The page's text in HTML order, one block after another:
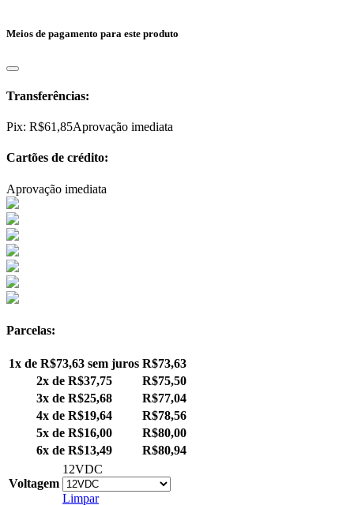
Meios de pagamento para este produto
Transferências:
Pix: R$61,85Aprovação imediata
Cartões de crédito:
Aprovação imediata
Parcelas:
1x de R$73,63 sem juros R$73,63
2x de R$37,75 R$75,50
3x de R$25,68 R$77,04
4x de R$19,64 R$78,56
5x de R$16,00 R$80,00
6x de R$13,49 R$80,94
Voltagem
12VDC
Limpar